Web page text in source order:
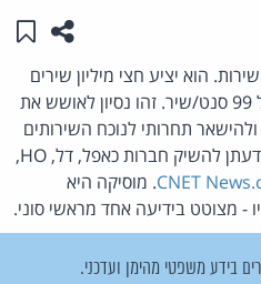
שתפו
הוא יציע חצי מיליון שירים
להורדה מכל הלייבלים במחיר של 99 סנט/שיר. זהו נסיון לאושש את
תחרותי לנוכח השירותים
שהשיקו ב- 2003 ו/או הכריזו שבדעתן להשיק חברות כאפל, דל, HO,
CNET. מוסיקה היא
- מצוטט בידיעה אחד מראשי סוני.
בידע משפטי מהימן ועדכני.